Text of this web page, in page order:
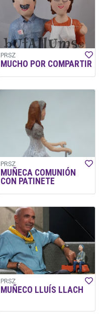
PRSZ
MUCHO POR COMPARTIR
PRSZ
MUÑECA COMUNIÓN
CON PATINETE
PRSZ
MUÑECO LLUÍS LLACH